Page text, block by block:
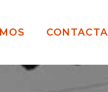
CONTACTA